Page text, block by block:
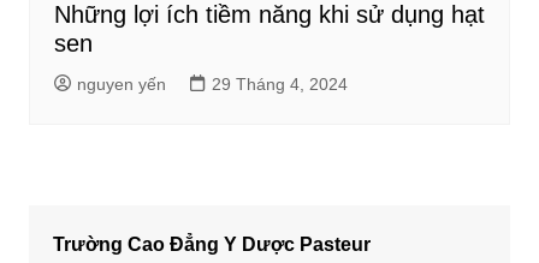
Những lợi ích tiềm năng khi sử dụng hạt
sen
nguyen yến 29 Tháng 4, 2024
Trường Cao Đẳng Y Dược Pasteur